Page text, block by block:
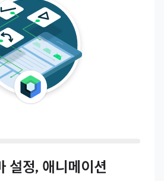
설정, 애니메이션